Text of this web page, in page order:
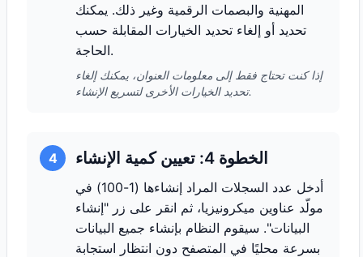
المهنية والبصمات الرقمية وغير ذلك. يمكنك
تحديد أو إلغاء تحديد الخيارات المقابلة حسب
الحاجة.
إذا كنت تحتاج فقط إلى معلومات العنوان، يمكنك إلغاء
تحديد الخيارات الأخرى لتسريع الإنشاء.
4 الخطوة 4: تعيين كمية الإنشاء
أدخل عدد السجلات المراد إنشاءها (1-100) في
مولّد عناوين ميكرونيزيا، ثم انقر على زر "إنشاء
البيانات". سيقوم النظام بإنشاء جميع البيانات
بسرعة محليًا في المتصفح دون انتظار استجابة